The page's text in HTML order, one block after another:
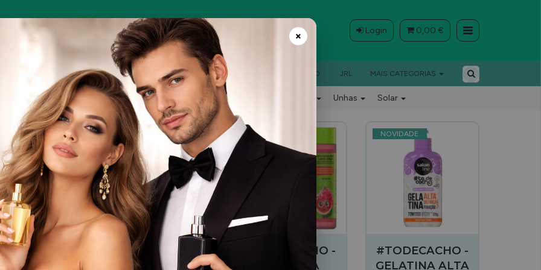
Login 0,00 €
PROMOÇÕES DIÁRIAS UNHAS CABELOS PERFUMES ÁRABES BARBEIRO JRL MAIS CATEGORIAS
Aparelhos Perfumes Maquilhagem Faciais e corporais Unhas Solar
Profissionais Relógios Cabelos
GELATINA
NOVIDADE
#TODECACHO -
GELATINA
NOVIDADE
#TODECACHO -
GELATINA
NOVIDADE
#TODECACHO -
GELATINA ALTA
×